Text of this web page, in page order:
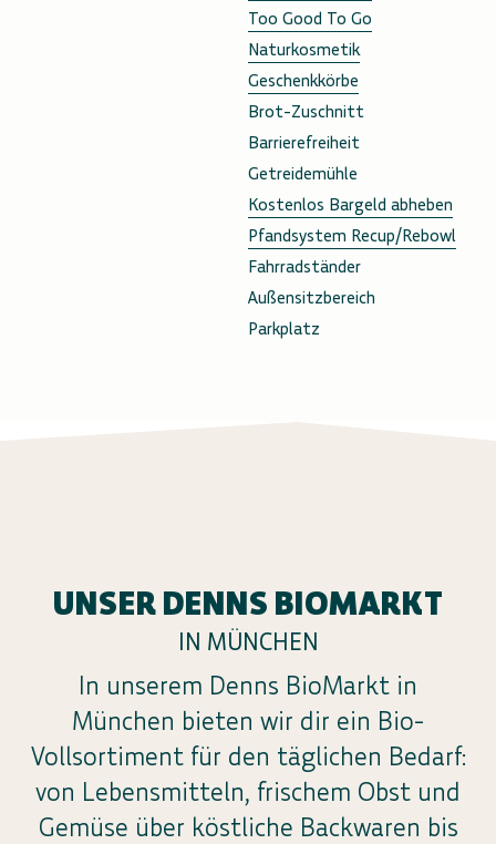
Too Good To Go
Naturkosmetik
Geschenkkörbe
Brot-Zuschnitt
Barrierefreiheit
Getreidemühle
Kostenlos Bargeld abheben
Pfandsystem Recup/Rebowl
Fahrradständer
Außensitzbereich
Parkplatz
UNSER DENNS BIOMARKT
IN MÜNCHEN
In unserem Denns BioMarkt in
München bieten wir dir ein Bio-
Vollsortiment für den täglichen Bedarf:
von Lebensmitteln, frischem Obst und
Gemüse über köstliche Backwaren bis